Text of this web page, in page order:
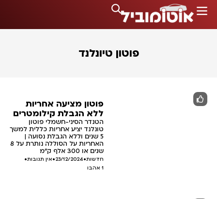
פוטון טיונלנד
פוטון מציעה אחריות
ללא הגבלת קילומטרים
הטנדר הסיני-חשמלי פוטון
טונלנד יציע אחריות כללית למשך
5 שנים וללא הגבלת נסועה |
האחריות על הסוללה נותרת על 8
שנים או 300 אלף ק"מ
חדשות•
23/12/2024
•אין תגובות•
1 אהבו